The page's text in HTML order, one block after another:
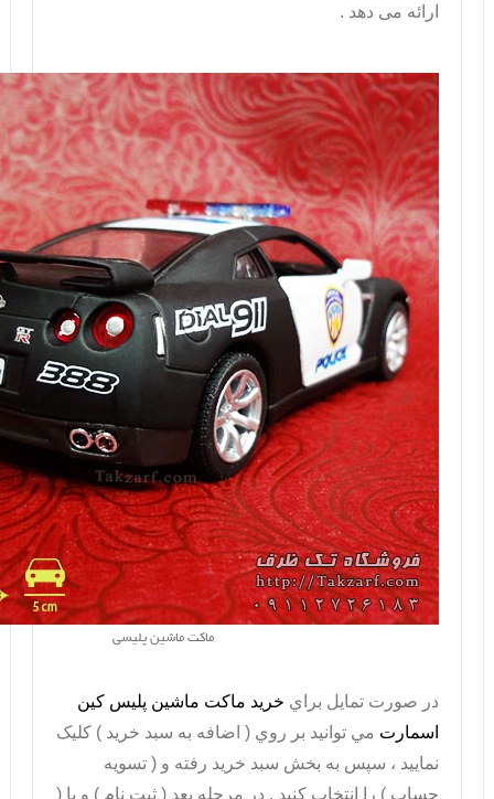
ارائه می دهد .
ماکت ماشین پلیسی
در صورت تمايل براي خريد ماکت ماشین پلیس کین
اسمارت مي توانيد بر روي ( اضافه به سبد خريد ) کليک
نماييد ، سپس به بخش سبد خريد رفته و ( تسويه
حساب ) را انتخاب کنيد . در مرحله بعد ( ثبت نام ) و يا (